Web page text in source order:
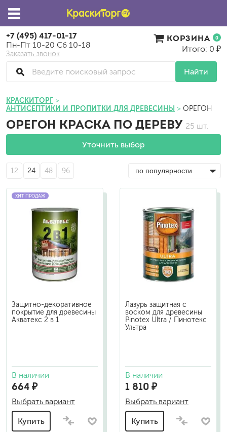
+7 (495) 417-01-17
Пн-Пт 10-20 Сб 10-18
Заказать звонок
Найти
КОРЗИНА 0
Итого: 0 ₽
КРАСКИТОРГ
АНТИСЕПТИКИ И ПРОПИТКИ ДЛЯ ДРЕВЕСИНЫ
ОРЕГОН
ОРЕГОН КРАСКА ПО ДЕРЕВУ 25 шт.
Уточнить выбор
12 24 48 96
ХИТ ПРОДАЖ
Защитно-декоративное
покрытие для древесины
Акватекс 2 в 1
В наличии
664 ₽
Выбрать вариант
Купить
Лазурь защитная с
воском для древесины
Pinotex Ultra / Пинотекс
Ультра
В наличии
1 810 ₽
Выбрать вариант
Купить